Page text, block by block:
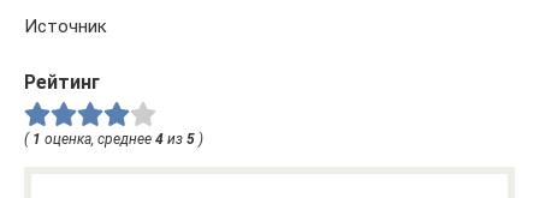
Источник
Рейтинг
( 1 оценка, среднее 4 из 5 )